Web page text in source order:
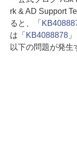
rk & AD Support
ると、「
は「 KB4088878
以下の問題が発生